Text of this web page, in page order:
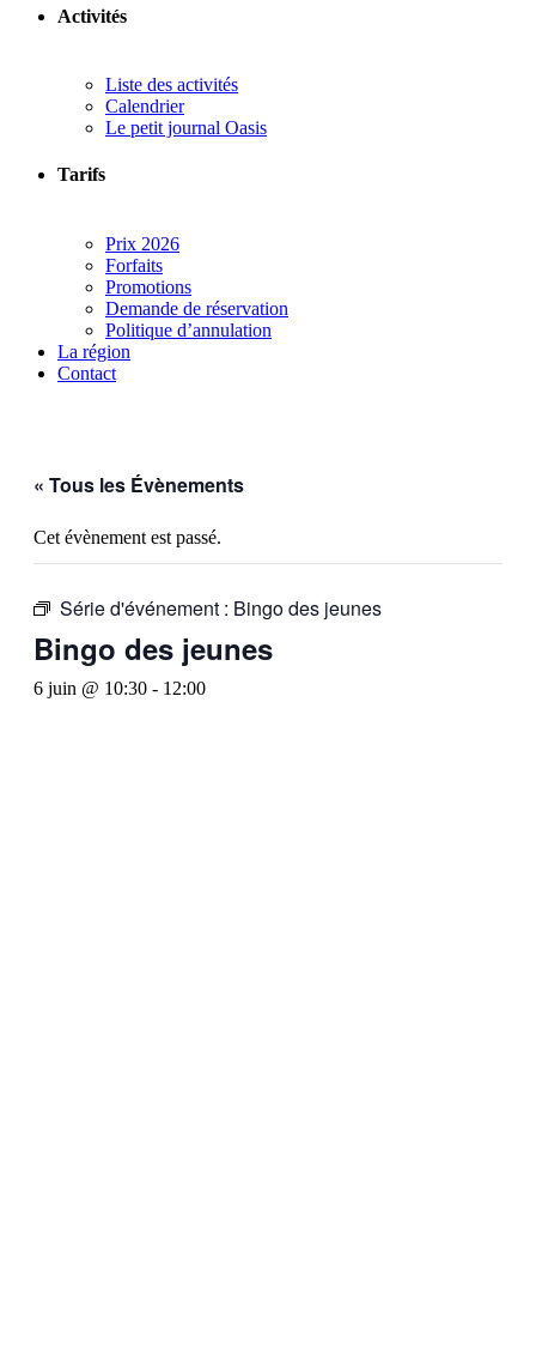
Activités
Liste des activités
Calendrier
Le petit journal Oasis
Tarifs
Prix 2026
Forfaits
Promotions
Demande de réservation
Politique d’annulation
La région
Contact
« Tous les Évènements
Cet évènement est passé.
Série d'événement : Bingo des jeunes
Bingo des jeunes
6 juin @ 10:30 - 12:00